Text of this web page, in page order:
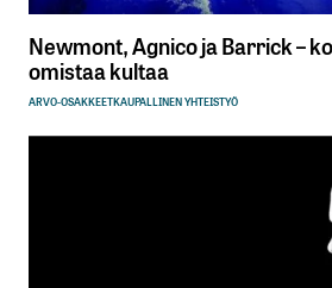
Newmont, Agnico ja Barrick –
omistaa kultaa
ARVO-OSAKKEETKAUPALLINEN YHTEISTYÖ